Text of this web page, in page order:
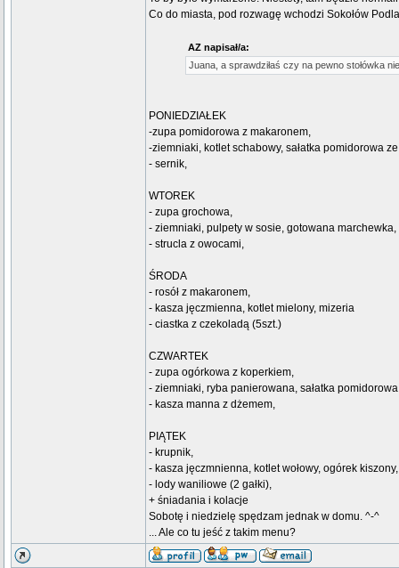
Co do miasta, pod rozwagę wchodzi Sokołów
AZ napisał/a:
Juana, a sprawdziłaś czy na pewno stołówka
PONIEDZIAŁEK
-zupa pomidorowa z makaronem,
-ziemniaki, kotlet schabowy, sałatka pomidorowa
- sernik,
WTOREK
- zupa grochowa,
- ziemniaki, pulpety w sosie, gotowana marchewka,
- strucla z owocami,
ŚRODA
- rosół z makaronem,
- kasza jęczmienna, kotlet mielony, mizeria
- ciastka z czekoladą (5szt.)
CZWARTEK
- zupa ogórkowa z koperkiem,
- ziemniaki, ryba panierowana, sałatka
- kasza manna z dżemem,
PIĄTEK
- krupnik,
- kasza jęczmnienna, kotlet wołowy, ogórek
- lody waniliowe (2 gałki),
+ śniadania i kolacje
Sobotę i niedzielę spędzam jednak w domu. ^-^
... Ale co tu jeść z takim menu?